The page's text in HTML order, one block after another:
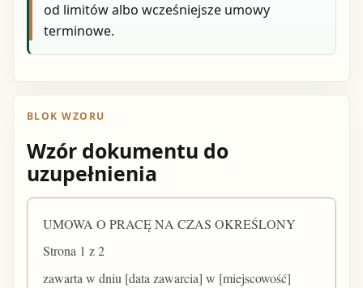
od limitów albo wcześniejsze umowy
terminowe.
BLOK WZORU
Wzór dokumentu do
uzupełnienia
UMOWA O PRACĘ NA CZAS OKREŚLONY
Strona 1 z 2
zawarta w dniu [data zawarcia] w [miejscowość]